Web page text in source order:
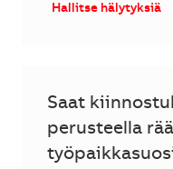
Hallitse hälytyksiä
Saat
perusteella